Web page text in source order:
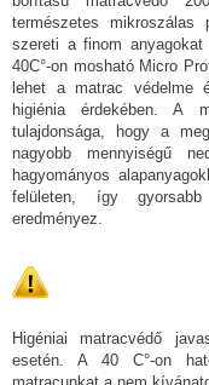
természetes mikroszálas
szereti a finom
40C°-on mosható Micro
lehet a matrac védelme
higiénia érdekében. A
tulajdonsága, hogy a
nagyobb mennyiségű
hagyományos
felületen, így
eredményez.
Higéniai matracvédő
esetén. A 40 C°-on